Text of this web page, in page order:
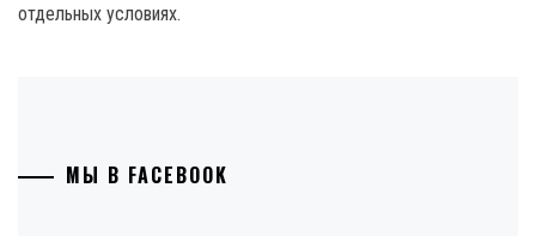
отдельных условиях.
МЫ В FACEBOOK